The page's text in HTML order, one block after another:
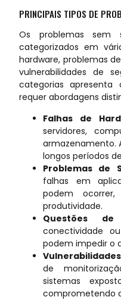
PRINCIPAIS TIPOS DE
Os problemas
categorizados em
hardware, problemas
vulnerabilidades de
categorias apresenta
requer abordagens
Falhas de
servidores,
armazenamento.
longos períodos
Problemas de
falhas em
podem
produtividade.
Questões de
conectividade
podem impedir o
de
sistemas
comprometendo